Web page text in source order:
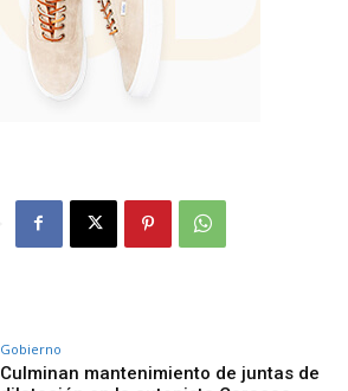
Gobierno
Culminan mantenimiento de juntas de